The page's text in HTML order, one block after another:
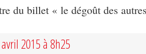
du billet « le dégoût des
2015 à 8h25